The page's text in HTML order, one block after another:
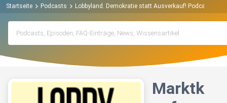
Startseite Podcasts Lobbyland. Demokratie statt Ausverkauf! Podcast
Marktk